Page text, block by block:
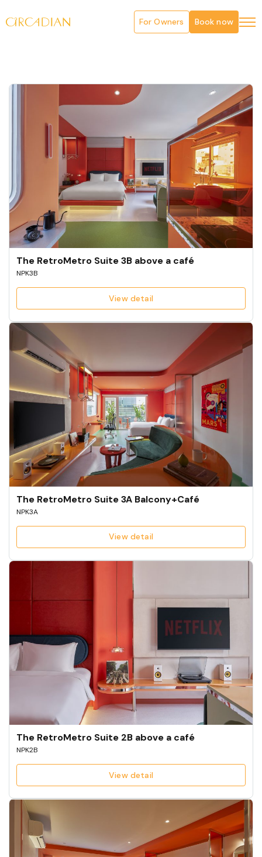
For Owners Book now
The RetroMetro Suite 3B above a café
NPK3B
View detail
The RetroMetro Suite 3A Balcony+Café
NPK3A
View detail
The RetroMetro Suite 2B above a café
NPK2B
View detail